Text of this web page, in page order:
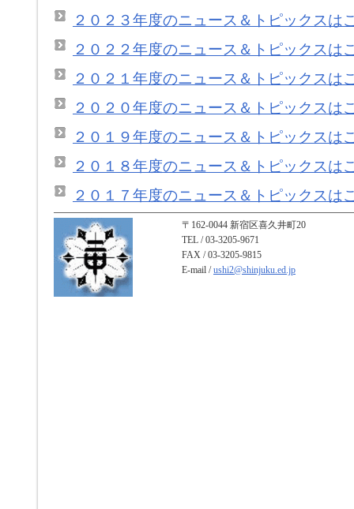
２０２３年度のニュース＆トピックスは
２０２２年度のニュース＆トピックスは
２０２１年度のニュース＆トピックスは
２０２０年度のニュース＆トピックスは
２０１９年度のニュース＆トピックスは
２０１８年度のニュース＆トピックスは
２０１７年度のニュース＆トピックスは
〒162-0044 新宿区喜久井町20
TEL / 03-3205-9671
FAX / 03-3205-9815
E-mail /ushi2@shinjuku.ed.jp